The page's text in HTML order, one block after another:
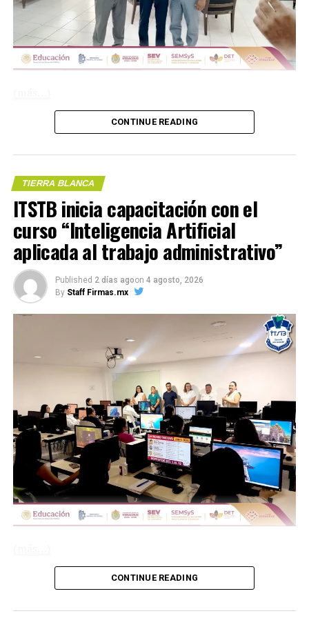
Compártelo:
Me gusta esto:
COMPARTE ESTA INFORMACIÓN
Me gusta esto:
COMPARTE ESTA INFORMACIÓN
CONTINUE READING
TIERRA BLANCA
ITSTB inicia capacitación con el
curso “Inteligencia Artificial
aplicada al trabajo administrativo”
Published 2 días agoon 4 agosto, 2026
By Staff Firmas.mx
CONTINUE READING